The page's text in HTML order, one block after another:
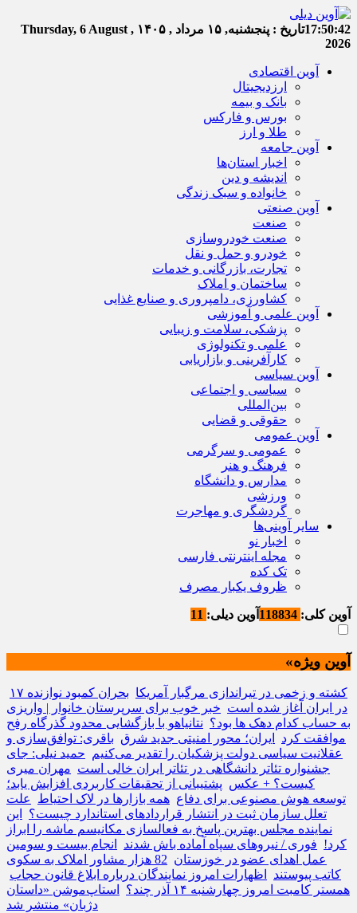
17:50:43تاریخ : پنجشنبه, ۱۵ مرداد , ۱۴۰۵
Thursday, 6 August ,
2026
آوین اقتصادی
ارزدیجیتال
بانک و بیمه
بورس و فارکس
طلا و ارز
آوین جامعه
اخبار استان‌ها
اندیشه و دین
خانواده و سبک زندگی
آوین صنعتی
صنعت
صنعت خودروسازی
خودرو و حمل و نقل
تجارت، بازرگانی و خدمات
ساختمان و املاک
کشاورزی، دامپروری و صنایع غذایی
آوین علمی و آموزشی
پزشکی، سلامت و زیبایی
علمی و تکنولوژی
کارآفرینی و بازاریابی
آوین سیاسی
سیاسی و اجتماعی
بین‌المللی
حقوقی و قضایی
آوین عمومی
عمومی و سرگرمی
فرهنگ و هنر
مدارس و دانشگاه
ورزشی
گردشگری و مهاجرت
سایر آوینی‌ها
اخبار نو
مجله اینترنتی فارسی
تک کده
ظروف یکبار مصرف
آوین کلی: آوین دیلی:
آوین ویژه»
۱۷ کشته و زخمی در تیراندازی مرگبار آمریکا بحران کمبود نوازنده
در ایران آغاز شده است خبر خوب برای سرپرستان خانوار | واریزی
به حساب کدام دهک ها بود؟ نتانیاهو با بازگشایی محدود گذرگاه رفح
موافقت کرد
ایران؛ محور امنیتی جدید شرق باقری: توافق‌سازی و
عقلانیت سیاسی دولت پزشکیان را تقدیر می‌کنیم حمید نیلی: جای
جشنواره تئاتر دانشگاهی در تئاتر ایران خالی است مهران میری
کیست؟ + عکس پشتیبانی از تحقیقات کاربردی افزایش یابد؛
توسعه هوش مصنوعی برای دفاع همه بازارها در لاک احتیاط
علت
تعلل سازمان ثبت در انتشار قراردادهای استاندارد چیست؟
این
نماینده مجلس بهترین پاسخ به فعالسازی مکانیسم ماشه را ابراز
کرد! فوری / نیروهای سپاه آماده باش شدند
انجام بیست و سومین
عمل اهدای عضو در خوزستان
82 هزار مشاور املاک به سکوی
کاتب پیوستند
اظهارات امروز نمایندگان درباره ابلاغ قانون حجاب
همستر کامبت امروز چهارشنبه ۱۴ آذر چند؟
استاپ‌موشن «داستان
دژبان» منتشر شد